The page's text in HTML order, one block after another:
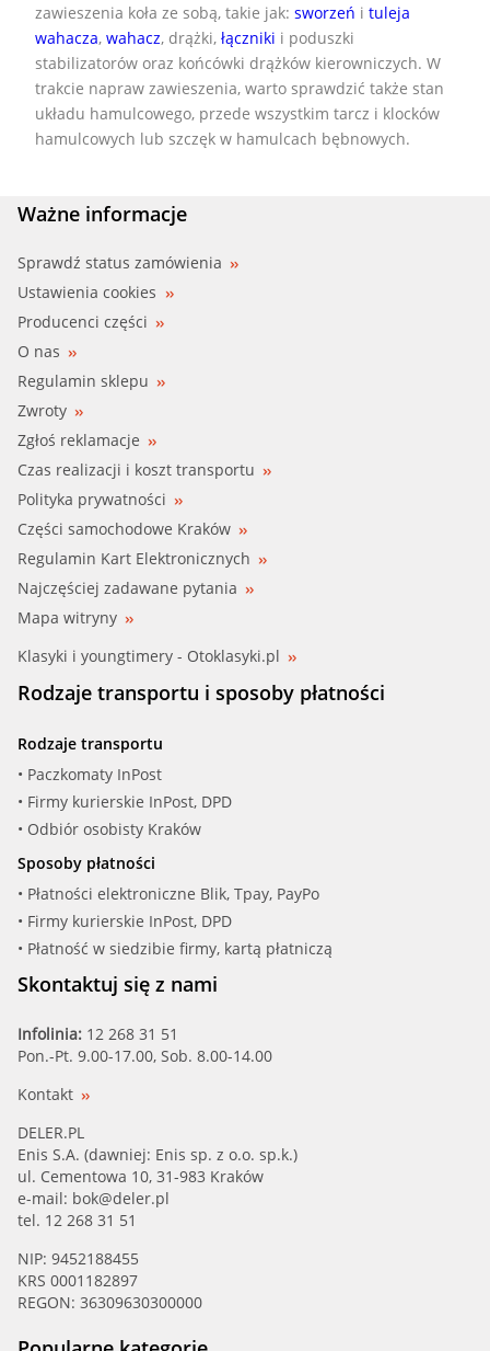
zawieszenia koła ze sobą, takie jak: sworzeń i tuleja
wahacza, wahacz, drążki, łączniki i poduszki
stabilizatorów oraz końcówki drążków kierowniczych. W
trakcie napraw zawieszenia, warto sprawdzić także stan
układu hamulcowego, przede wszystkim tarcz i klocków
hamulcowych lub szczęk w hamulcach bębnowych.
Ważne informacje
Sprawdź status zamówienia
Ustawienia cookies
Producenci części
O nas
Regulamin sklepu
Zwroty
Zgłoś reklamacje
Czas realizacji i koszt transportu
Polityka prywatności
Części samochodowe Kraków
Regulamin Kart Elektronicznych
Najczęściej zadawane pytania
Mapa witryny
Klasyki i youngtimery - Otoklasyki.pl
Rodzaje transportu i sposoby płatności
Rodzaje transportu
• Paczkomaty InPost
• Firmy kurierskie InPost, DPD
• Odbiór osobisty Kraków
Sposoby płatności
• Płatności elektroniczne Blik, Tpay, PayPo
• Firmy kurierskie InPost, DPD
• Płatność w siedzibie firmy, kartą płatniczą
Skontaktuj się z nami
Infolinia: 12 268 31 51
Pon.-Pt. 9.00-17.00, Sob. 8.00-14.00
Kontakt
DELER.PL
Enis S.A. (dawniej: Enis sp. z o.o. sp.k.)
ul. Cementowa 10, 31-983 Kraków
e-mail: bok@deler.pl
tel. 12 268 31 51
NIP: 9452188455
KRS 0001182897
REGON: 36309630300000